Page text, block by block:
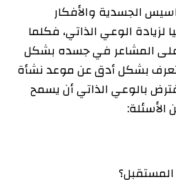
الجسدية والأفكار
لزيادة الوعي الذاتي، فكلما
على المشاعر في جسده بشكل
بشكل أدق عن موعد نشأة
بالوعي الذاتي أن يسمح
الأسئلة:
المستقبل؟